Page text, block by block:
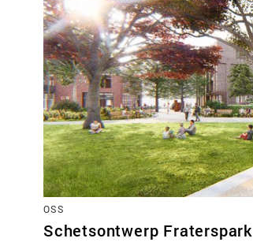
OSS
Schetsontwerp Fraterspark